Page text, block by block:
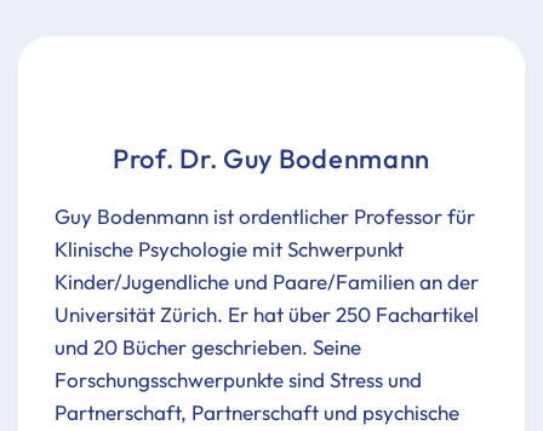
Prof. Dr. Guy Bodenmann
Guy Bodenmann ist ordentlicher Professor für
Klinische Psychologie mit Schwerpunkt
Kinder/Jugendliche und Paare/Familien an der
Universität Zürich. Er hat über 250 Fachartikel
und 20 Bücher geschrieben. Seine
Forschungsschwerpunkte sind Stress und
Partnerschaft, Partnerschaft und psychische